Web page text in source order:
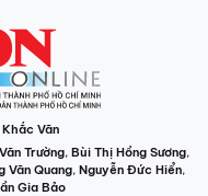
Văn
Trường, Bùi Thị Hồng Sương,
Văn Quang, Nguyễn Đức Hiển,
Gia Bảo